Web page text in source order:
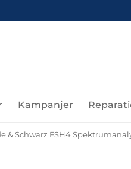
Kampanjer
& Schwarz FSH4